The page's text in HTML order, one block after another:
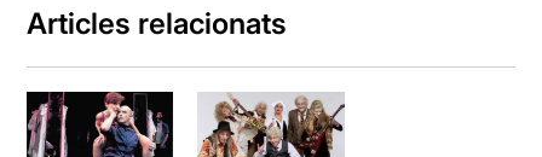
Articles relacionats